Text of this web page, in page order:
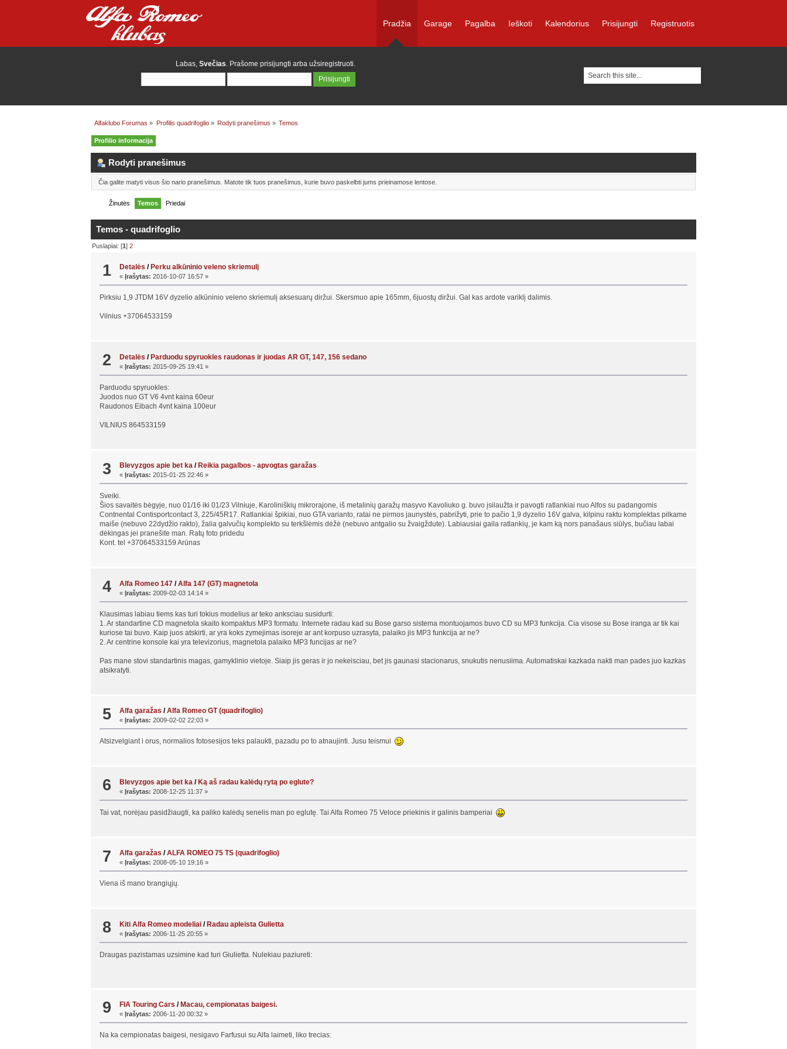
Pradžia Garage Pagalba Ieškoti Kalendorius Prisijungti Registruotis
Labas, Svečias. Prašome prisijungti arba užsiregistruoti.
Alfaklubo Forumas » Profilis quadrifoglio» Rodyti pranešimus » Temos
Profilio informacija
Rodyti pranešimus
Čia galite matyti visus šio nario pranešimus. Matote tik tuos pranešimus, kurie buvo paskelbti jums prieinamose lentose.
Žinutės Temos Priedai
Temos - quadrifoglio
Puslapiai: [1]2
1 Detalės / Perku alkūninio veleno skriemulį
« Įrašytas: 2016-10-07 16:57 »
Pirksiu 1,9 JTDM 16V dyzelio alkūninio veleno skriemulį aksesuarų diržui. Skersmuo apie 165mm, 6juostų diržui. Gal kas ardote variklį dalimis.
Vilnius +37064533159
2 Detalės /Parduodu spyruokles raudonas ir juodas AR GT, 147, 156 sedano
«Įrašytas: 2015-09-25 19:41 »
Parduodu spyruokles:
Juodos nuo GT V6 4vnt kaina 60eur
Raudonos Eibach 4vnt kaina 100eur
VILNIUS 864533159
3 Blevyzgos apie bet ka / Reikia pagalbos - apvogtas garažas
«Įrašytas: 2015-01-25 22:46 »
Sveiki.
Šios savaitės bėgyje, nuo 01/16 iki 01/23 Vilniuje, Karoliniškių mikrorajone, iš metalinių garažų masyvo Kavoliuko g. buvo įsilaužta ir pavogti ratlankiai nuo Alfos su padangomis
Contnental Contisportcontact 3, 225/45R17. Ratlankiai špikiai, nuo GTA varianto, ratai ne pirmos jaunystės, pabrižyti, prie to pačio 1,9 dyzelio 16V galva, kilpinu raktu komplektas pilkame
maiše (nebuvo 22dydžio rakto), žalia galvučių komplekto su terkšlėmis dėžė (nebuvo antgalio su žvaigždute). Labiausiai gaila ratlankių, je kam ką nors panašaus siūlys, bučiau labai
dėkingas jei pranešite man. Ratų foto pridedu
Kont. tel +37064533159 Arūnas
4 Alfa Romeo 147 /Alfa 147 (GT) magnetola
«Įrašytas: 2009-02-03 14:14 »
Klausimas labiau tiems kas turi tokius modelius ar teko anksciau susidurti:
1. Ar standartine CD magnetola skaito kompaktus MP3 formatu. Internete radau kad su Bose garso sistema montuojamos buvo CD su MP3 funkcija. Cia visose su Bose iranga ar tik kai
kuriose tai buvo. Kaip juos atskirti, ar yra koks zymejimas isoreje ar ant korpuso uzrasyta, palaiko jis MP3 funkcija ar ne?
2. Ar centrine konsole kai yra televizorius, magnetola palaiko MP3 funcijas ar ne?
Pas mane stovi standartinis magas, gamyklinio vietoje. Siaip jis geras ir jo nekeisciau, bet jis gaunasi stacionarus, snukutis nenusiima. Automatiskai kazkada nakti man pades juo kazkas
atsikratyti.
5 Alfa garažas /Alfa Romeo GT (quadrifoglio)
«Įrašytas: 2009-02-02 22:03 »
Atsizvelgiant i orus, normalios fotosesijos teks palaukti, pazadu po to atnaujinti. Jusu teismui
6 Blevyzgos apie bet ka /Ką aš radau kalėdų rytą po eglute?
«Įrašytas: 2008-12-25 11:37 »
Tai vat, norėjau pasidžiaugti, ka paliko kalėdų senelis man po eglutę. Tai Alfa Romeo 75 Veloce priekinis ir galinis bamperiai
7 Alfa garažas /ALFA ROMEO 75 TS (quadrifoglio)
«Įrašytas: 2008-05-10 19:16 »
Viena iš mano brangiųjų.
8 Kiti Alfa Romeo modeliai /Radau apleista Gulietta
«Įrašytas: 2006-11-25 20:55 »
Draugas pazistamas uzsimine kad turi Giulietta. Nulekiau paziureti:
9 FIA Touring Cars / Macau, cempionatas baigesi.
«Įrašytas: 2006-11-20 00:32 »
Na ka cempionatas baigesi, nesigavo Farfusui su Alfa laimeti, liko trecias: